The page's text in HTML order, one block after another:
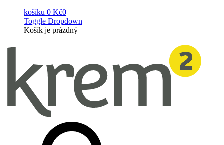
košíku 0 Kč0
Toggle Dropdown
Košík je prázdný